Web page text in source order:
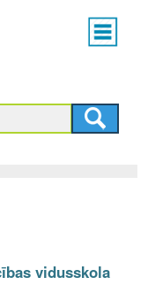
Main
menu
vidusskola